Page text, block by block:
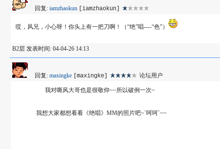
回复: iamzhaokun [iamzhaokun]
哎，风兄，小心呀！你头上有一把刀啊！（“绝”唱----“色”）
B2层 发表时间: 04-04-26 14:13
回复: maxingke [maxingke] 论坛用户
我对嘶风大哥也是很敬仰~~所以破例一次~
我想大家都想看看《绝唱》MM的照片吧~`呵呵`~~